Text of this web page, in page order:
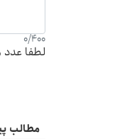
0/400
لطفا عدد
مطالب